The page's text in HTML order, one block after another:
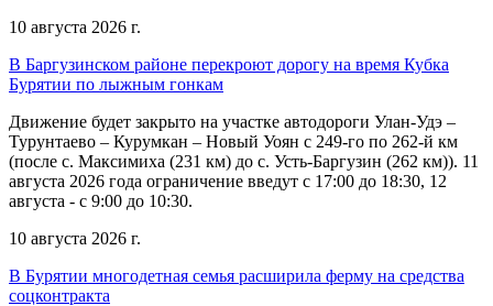
10 августа 2026 г.
В Баргузинском районе перекроют дорогу на время Кубка
Бурятии по лыжным гонкам
Движение будет закрыто на участке автодороги Улан-Удэ –
Турунтаево – Курумкан – Новый Уоян с 249-го по 262-й км
(после с. Максимиха (231 км) до с. Усть-Баргузин (262 км)). 11
августа 2026 года ограничение введут с 17:00 до 18:30, 12
августа - с 9:00 до 10:30.
10 августа 2026 г.
В Бурятии многодетная семья расширила ферму на средства
соцконтракта